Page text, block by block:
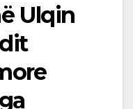
Ulqin